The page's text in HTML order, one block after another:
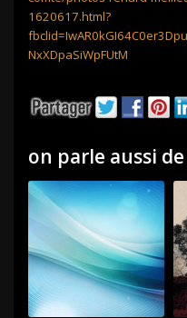
1620617.html?
NxXDpaSiWpFUtM
on parle aussi de